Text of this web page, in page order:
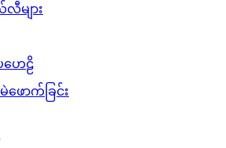
များ
ဟေဠိ
ောက်ခြင်း